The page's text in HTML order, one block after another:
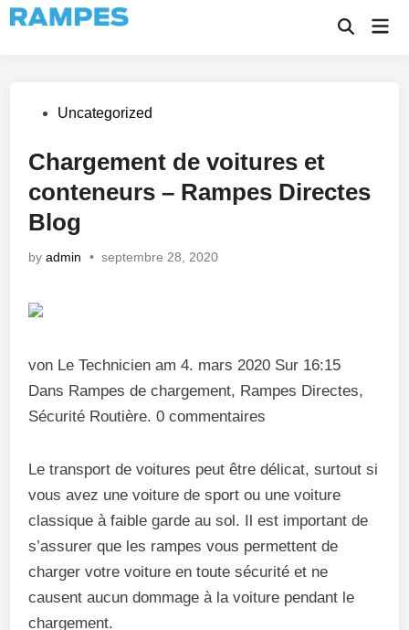
Skip
to
Open
PostedUncategorized
Chargement de voitures et
conteneurs – Rampes Directes
Blog
byadmin • septembre 28, 2020
von Le Technicien am 4. mars 2020 Sur 16:15
Dans Rampes de chargement, Rampes Directes,
Sécurité Routière. 0 commentaires
Le transport de voitures peut être délicat, surtout si
vous avez une voiture de sport ou une voiture
classique à faible garde au sol. Il est important de
s’assurer que les rampes vous permettent de
charger votre voiture en toute sécurité et ne
causent aucun dommage à la voiture pendant le
chargement.